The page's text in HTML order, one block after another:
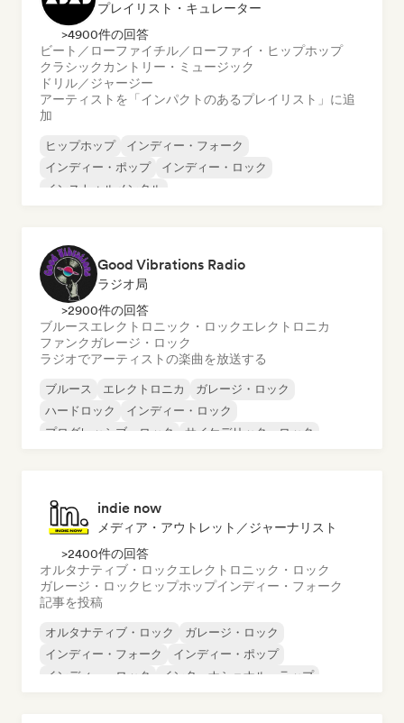
プレイリスト・キュレーター
>4900件の回答
ビート／ローファイチル／ローファイ・ヒップホップ
クラシック カントリー・ミュージック
ドリル／ジャージー
アーティストを「インパクトのあるプレイリスト」に追
加
ヒップホップ
インディー・フォーク
インディー・ポップ
インディー・ロック
インストゥルメンタル
Good Vibrations Radio
ラジオ局
>2900件の回答
ブルースエレクトロニック・ロックエレクトロニカ
ファンクガレージ・ロック
ラジオでアーティストの楽曲を放送する
ブルース エレクトロニカ
ガレージ・ロック
ハードロック
インディー・ロック
プログレッシブ・ロック
サイケデリック・ロック
indie now
メディア・アウトレット／ジャーナリスト
>2400件の回答
オルタナティブ・ロックエレクトロニック・ロック
ガレージ・ロック ヒップホップインディー・フォーク
記事を投稿
オルタナティブ・ロック
ガレージ・ロック
インディー・フォーク
インディー・ポップ
インディー・ロック
インターナショナル・ラップ